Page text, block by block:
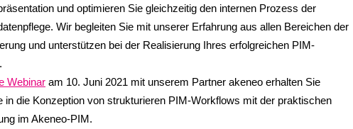
und optimieren Sie gleichzeitig den internen Prozess der
Wir begleiten Sie mit unserer Erfahrung aus allen Bereichen der
und unterstützen bei der Realisierung Ihres erfolgreichen PIM-
Webinar am 10. Juni 2021 mit unserem Partner akeneo erhalten Sie
in die Konzeption von strukturieren PIM-Workflows mit der praktischen
im Akeneo-PIM.